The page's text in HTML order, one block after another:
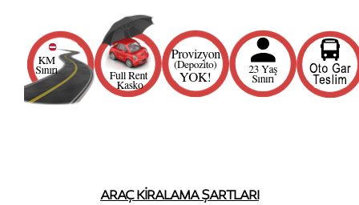
ARAÇ KİRALAMA ŞARTLARI